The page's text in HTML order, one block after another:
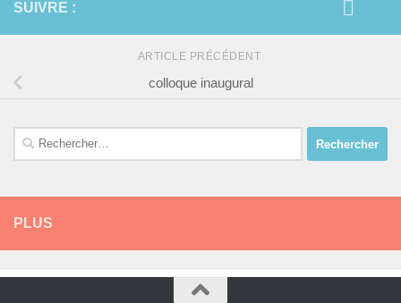
SUIVRE :
ARTICLE PRÉCÉDENT
colloque inaugural
Rechercher :
PLUS